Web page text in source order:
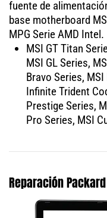
fuente de
base motherboard
MPG Serie AMD Intel.
MSI GT Titan
MSI GL Series,
Bravo Series,
Infinite Trident
Prestige Series,
Pro Series, MSI
Reparación